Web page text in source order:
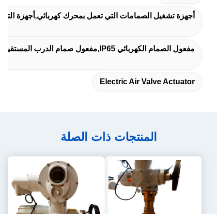
أجهزة تشغيل الصمامات التي تعمل بمحرك كهربائي,أجهزة
مفعول الصمام الكهربائي IP65,مفعول صمام الدرب المستقيم الكهربائي IP65,مشغل صمام كهربائي 60 هرتز
Electric Air Valve Actuator
المنتجات ذات الصلة